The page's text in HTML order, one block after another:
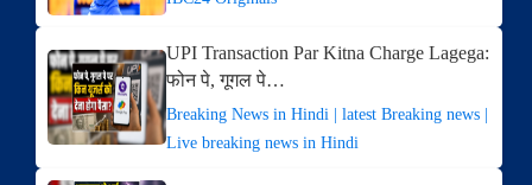
UPI Transaction Par Kitna Charge Lagega:
फोन पे, गूगल पे…
Breaking News in Hindi | latest Breaking news |
Live breaking news in Hindi